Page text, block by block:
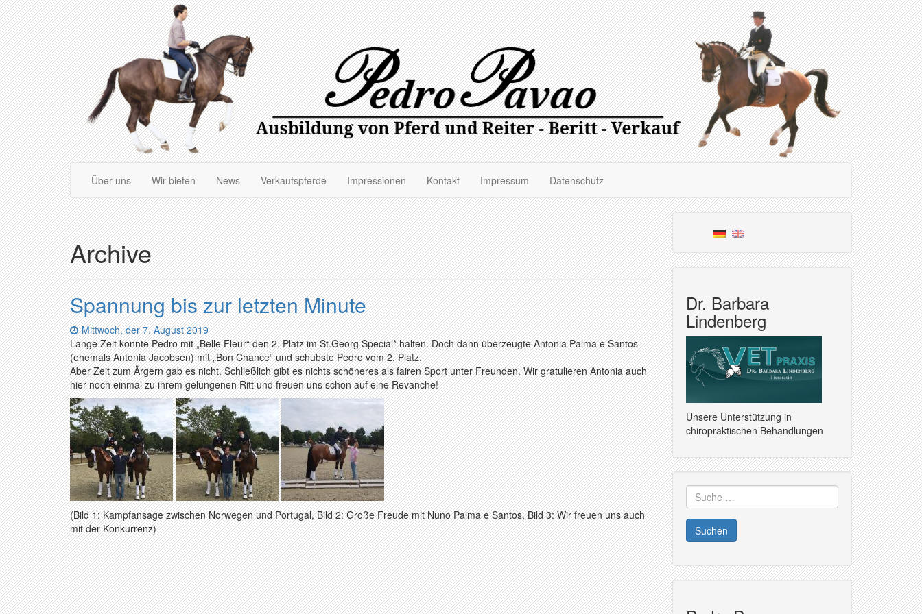
Zum
Hauptinhalt
springen
Über uns Wir bieten News Verkaufspferde Impressionen Kontakt Impressum Datenschutz
Archive
Spannung bis zur letzten Minute
Datum:
Mittwoch, der 7. August 2019
Lange Zeit konnte Pedro mit „Belle Fleur“ den 2. Platz im St.Georg Special* halten. Doch dann überzeugte Antonia Palma e Santos
(ehemals Antonia Jacobsen) mit „Bon Chance“ und schubste Pedro vom 2. Platz.
Aber Zeit zum Ärgern gab es nicht. Schließlich gibt es nichts schöneres als fairen Sport unter Freunden. Wir gratulieren Antonia auch
hier noch einmal zu ihrem gelungenen Ritt und freuen uns schon auf eine Revanche!
(Bild 1: Kampfansage zwischen Norwegen und Portugal, Bild 2: Große Freude mit Nuno Palma e Santos, Bild 3: Wir freuen uns auch
mit der Konkurrenz)
Dr. Barbara
Lindenberg
Unsere Unterstützung in
chiropraktischen Behandlungen
Suche
nach: